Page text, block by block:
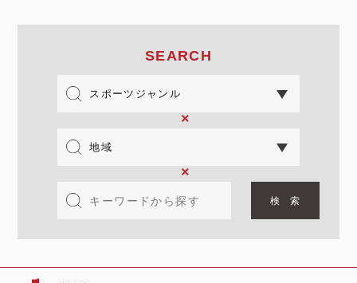
SEARCH
×
×